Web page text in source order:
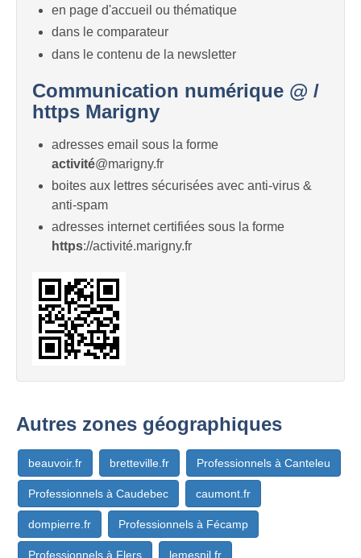
en page d'accueil ou thématique
dans le comparateur
dans le contenu de la newsletter
Communication numérique @ /
https Marigny
adresses email sous la forme
activité@marigny.fr
boites aux lettres sécurisées avec anti-virus &
anti-spam
adresses internet certifiées sous la forme
https://activité.marigny.fr
Autres zones géographiques
beauvoir.fr bretteville.fr Professionnels à Canteleu
Professionnels à Caudebec caumont.fr
dompierre.fr Professionnels à Fécamp
Professionnels à Flers lemesnil.fr